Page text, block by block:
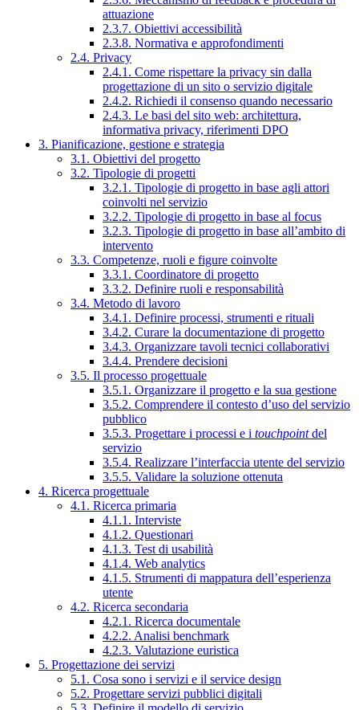
attuazione
2.3.7. Obiettivi accessibilità
2.3.8. Normativa e approfondimenti
2.4. Privacy
2.4.1. Come rispettare la privacy sin dalla
progettazione di un sito o servizio digitale
2.4.2. Richiedi il consenso quando necessario
2.4.3. Le basi del sito web: architettura,
informativa privacy, riferimenti DPO
3. Pianificazione, gestione e strategia
3.1. Obiettivi del progetto
3.2. Tipologie di progetti
3.2.1. Tipologie di progetto in base agli attori
coinvolti nel servizio
3.2.2. Tipologie di progetto in base al focus
3.2.3. Tipologie di progetto in base all’ambito di
intervento
3.3. Competenze, ruoli e figure coinvolte
3.3.1. Coordinatore di progetto
3.3.2. Definire ruoli e responsabilità
3.4. Metodo di lavoro
3.4.1. Definire processi, strumenti e rituali
3.4.2. Curare la documentazione di progetto
3.4.3. Organizzare tavoli tecnici collaborativi
3.4.4. Prendere decisioni
3.5. Il processo progettuale
3.5.1. Organizzare il progetto e la sua gestione
3.5.2. Comprendere il contesto d’uso del servizio
pubblico
3.5.3. Progettare i processi e i touchpointdel
servizio
3.5.4. Realizzare l’interfaccia utente del servizio
3.5.5. Validare la soluzione ottenuta
4. Ricerca progettuale
4.1. Ricerca primaria
4.1.1. Interviste
4.1.2. Questionari
4.1.3. Test di usabilità
4.1.4. Web analytics
4.1.5. Strumenti di mappatura dell’esperienza
utente
4.2. Ricerca secondaria
4.2.1. Ricerca documentale
4.2.2. Analisi benchmark
4.2.3. Valutazione euristica
5. Progettazione dei servizi
5.1. Cosa sono i servizi e il service design
5.2. Progettare servizi pubblici digitali